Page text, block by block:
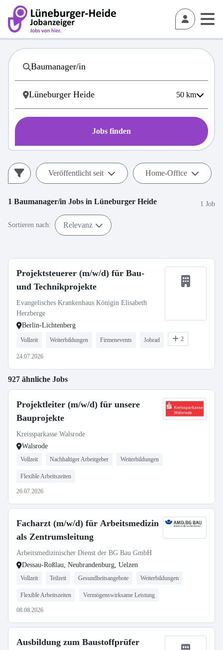
50 km
Jobs finden
Veröffentlicht seit Home-Office
1 Baumanager/in Jobs in Lüneburger Heide 1 Job
Sortieren nach: Relevanz
Projektsteuerer (m/w/d) für Bau-
und Technikprojekte
Evangelisches Krankenhaus Königin Elisabeth
Herzberge
Berlin-Lichtenberg
Vollzeit Weiterbildungen Firmenevents Jobrad 2
24.07.2026
927 ähnliche Jobs
Projektleiter (m/w/d) für unsere
Bauprojekte
Kreissparkasse Walsrode
Walsrode
Vollzeit Nachhaltiger Arbeitgeber Weiterbildungen
Flexible Arbeitszeiten
26.07.2026
Facharzt (m/w/d) für Arbeitsmedizin
als Zentrumsleitung
Arbeitsmedizinischer Dienst der BG Bau GmbH
Dessau-Roßlau, Neubrandenburg, Uelzen
Vollzeit Teilzeit Gesundheitsangebote Weiterbildungen
Flexible Arbeitszeiten Vermögenswirksame Leistung
08.08.2026
Ausbildung zum Baustoffprüfer